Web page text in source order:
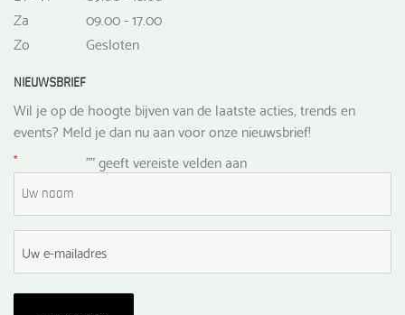
Za
09.00 - 17.00
Zo
Gesloten
NIEUWSBRIEF
Wil je op de hoogte bijven van de laatste acties, trends en
events? Meld je dan nu aan voor onze nieuwsbrief!
"
* " geeft vereiste velden aan